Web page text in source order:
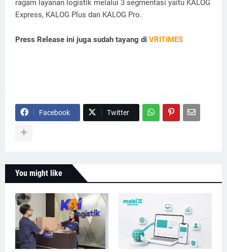
ragam layanan logistik melalui 3 segmentasi yaitu KALOG
Express, KALOG Plus dan KALOG Pro.
Press Release ini juga sudah tayang di VRITIMES
Facebook Twitter
You might like